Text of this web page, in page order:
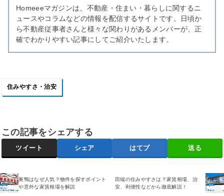
Homeeeマガジンは、不動産・住まい・暮らしに関するニ
ュースやコラムなどの情報を配信するサイトです。日頃か
ら不動産従事者さんと様々な関わりがあるメンバーが、正
確でわかりやすい記事にしてご紹介いたします。
住みやすさ・治安
この記事をシェアする
ツイート シェア はてブ 送る
巣鴨はなぜ人気？物件を探すポイント
や意外な家賃相場を解説
田端の住みやすさは？家賃相場、治
安、利便性などから徹底解説！